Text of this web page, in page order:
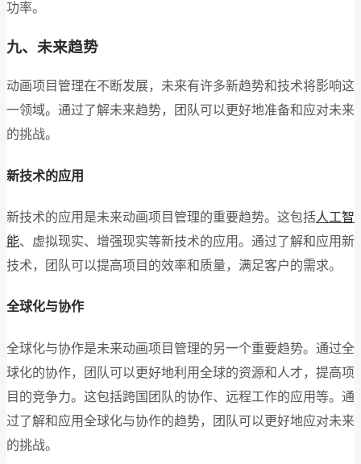
功率。
九、未来趋势
动画项目管理在不断发展，未来有许多新趋势和技术将影响这
一领域。通过了解未来趋势，团队可以更好地准备和应对未来
的挑战。
新技术的应用
新技术的应用是未来动画项目管理的重要趋势。这包括人工智
能、虚拟现实、增强现实等新技术的应用。通过了解和应用新
技术，团队可以提高项目的效率和质量，满足客户的需求。
全球化与协作
全球化与协作是未来动画项目管理的另一个重要趋势。通过全
球化的协作，团队可以更好地利用全球的资源和人才，提高项
目的竞争力。这包括跨国团队的协作、远程工作的应用等。通
过了解和应用全球化与协作的趋势，团队可以更好地应对未来
的挑战。